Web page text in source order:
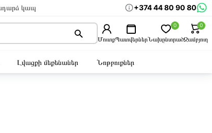
կապ +374 44 80 90 80
ՄուտքՊատվերներՆախընտրած
0
Զամբյուղ
0
Լվացքի մեքենաներ Նոթբուքներ